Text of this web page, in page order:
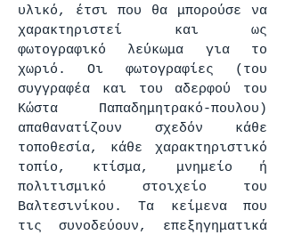
υλικό, έτσι που θα μπορούσε να
χαρακτηριστεί και ως
φωτογραφικό λεύκωμα για το
χωριό. Οι φωτογραφίες (του
συγγραφέα και του αδερφού του
Κώστα Παπαδημητρακό-πουλου)
απαθανατίζουν σχεδόν κάθε
τοποθεσία, κάθε χαρακτηριστικό
τοπίο, κτίσμα, μνημείο ή
πολιτισμικό στοιχείο του
Βαλτεσινίκου. Τα κείμενα που
τις συνοδεύουν, επεξηγηματικά